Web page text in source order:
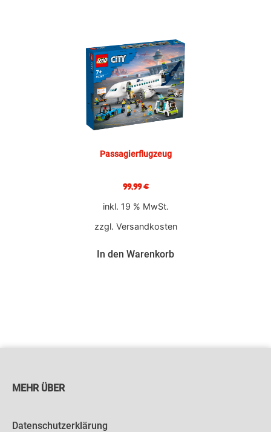
Passagierflugzeug
99,99€
inkl. 19 % MwSt.
zzgl. Versandkosten
In den Warenkorb
MEHR ÜBER
Datenschutzerklärung